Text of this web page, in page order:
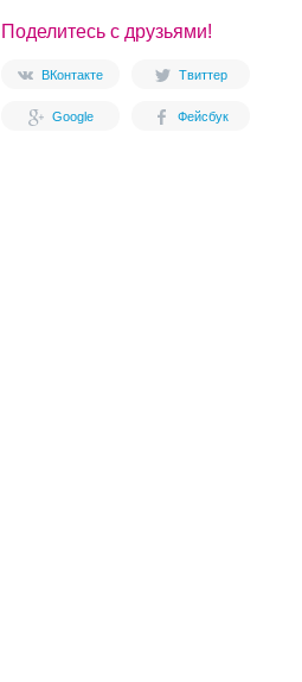
Поделитесь с друзьями!
ВКонтакте Твиттер
Google Фейсбук